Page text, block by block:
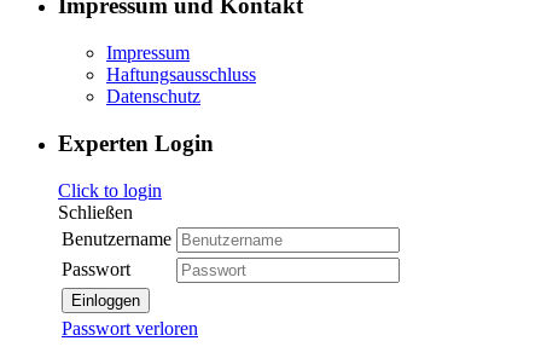
Impressum und Kontakt
Impressum
Haftungsausschluss
Datenschutz
Experten Login
Click to login
Schließen
Benutzername
Passwort
Einloggen
Passwort verloren